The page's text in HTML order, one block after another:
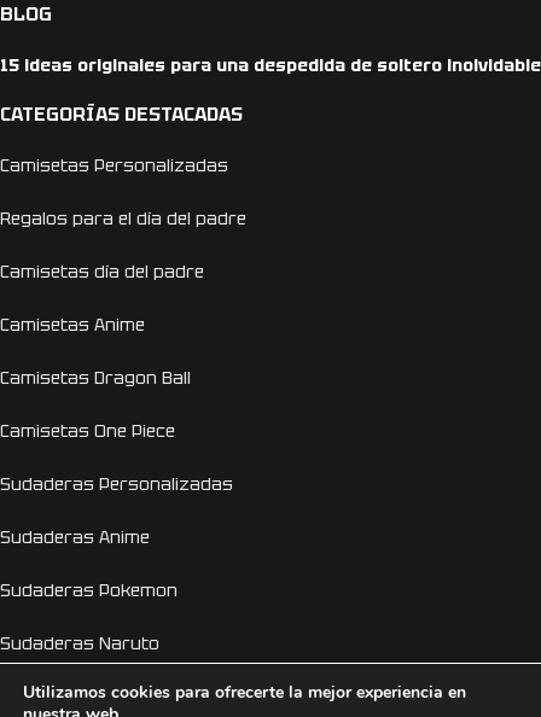
BLOG
15 ideas originales para una despedida de soltero inolvidable
CATEGORÍAS DESTACADAS
Camisetas Personalizadas
Regalos para el día del padre
Camisetas día del padre
Camisetas Anime
Camisetas Dragon Ball
Camisetas One Piece
Sudaderas Personalizadas
Sudaderas Anime
Sudaderas Pokemon
Sudaderas Naruto
Personalizador Online
Utilizamos cookies para ofrecerte la mejor experiencia en